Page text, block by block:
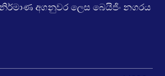
අගනුවර ලෙස බෙයිජිං නගරය